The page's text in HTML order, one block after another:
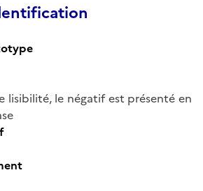
lisibilité, le négatif est présenté en